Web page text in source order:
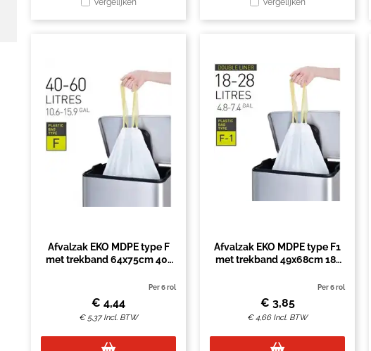
Vergelijken Vergelijken
Afvalzak EKO MDPE type F
met trekband 64x75cm 40-
Per 6 rol
€ 4,44
€ 5,37 Incl. BTW
Afvalzak EKO MDPE type F1
met trekband 49x68cm 18-
Per 6 rol
€ 3,85
€4,66 Incl. BTW